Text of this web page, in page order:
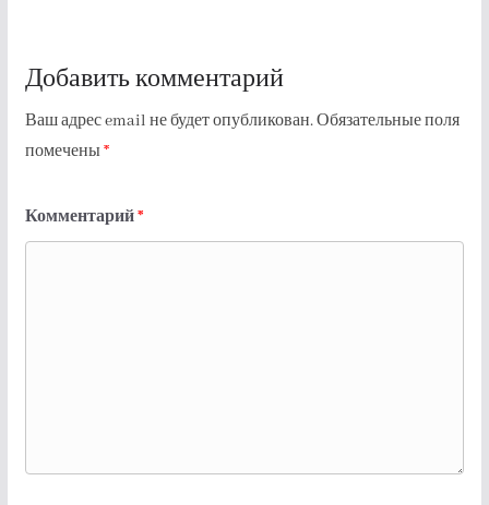
Добавить комментарий
Ваш адрес email не будет опубликован.Обязательные поля
помечены*
Комментарий*